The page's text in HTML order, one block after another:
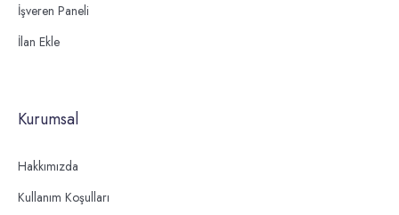
İşveren Paneli
İlan Ekle
Kurumsal
Hakkımızda
Kullanım Koşulları